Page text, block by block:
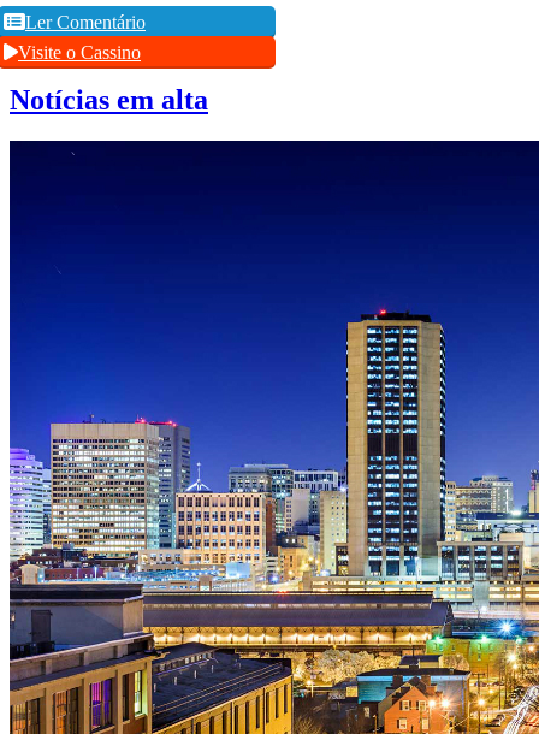
Ler Comentário
Visite o Cassino
Notícias em alta